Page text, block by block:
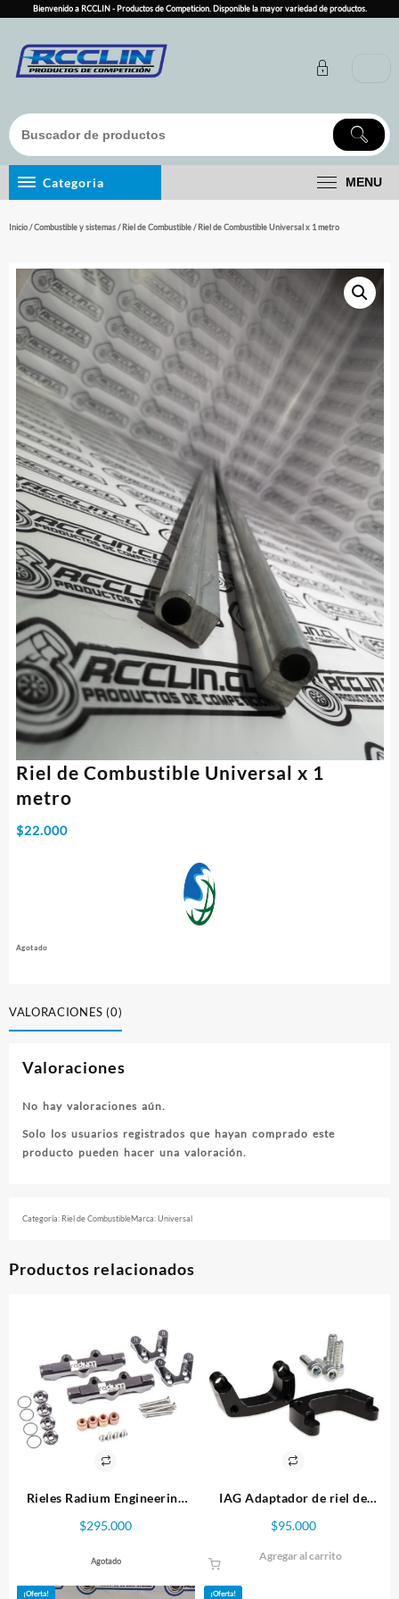
content
Bienvenido a RCCLIN - Productos de Competicion. Disponible la mayor variedad de productos.
Categoria MENU
Inicio/Combustible y sistemas/Riel de Combustible/ Riel de Combustible Universal x 1 metro
Riel de Combustible Universal x 1
metro
$22.000
Agotado
VALORACIONES (0)
Valoraciones
No hay valoraciones aún.
Solo los usuarios registrados que hayan comprado este
producto pueden hacer una valoración.
Categoría: Riel de CombustibleMarca:Universal
Productos relacionados
Rieles Radium Engineering
Subaru WRX/STI GC8 3-6
$295.000
Agotado
IAG Adaptador de riel de
combustible STI JDM
$95.000
Agregar al carrito
¡Oferta! ¡Oferta!